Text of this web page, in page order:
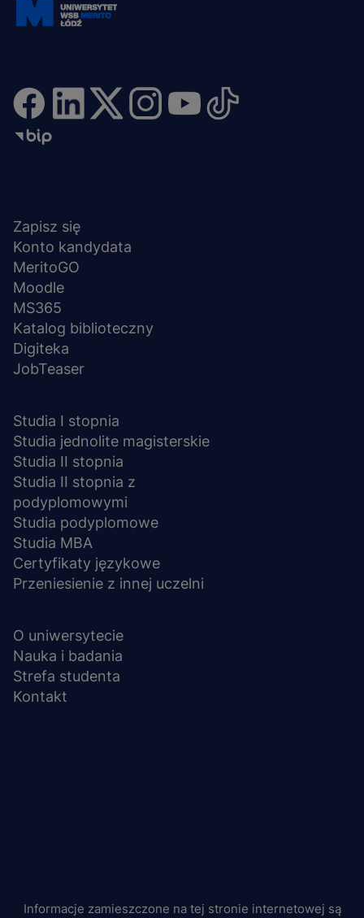
stopka
Zapisz się
Konto kandydata
MeritoGO
Moodle
MS365
Katalog biblioteczny
Digiteka
JobTeaser
Studia I stopnia
Studia jednolite magisterskie
Studia II stopnia
Studia II stopnia z
podyplomowymi
Studia podyplomowe
Studia MBA
Certyfikaty językowe
Przeniesienie z innej uczelni
O uniwersytecie
Nauka i badania
Strefa studenta
Kontakt
Informacje zamieszczone na tej stronie internetowej są